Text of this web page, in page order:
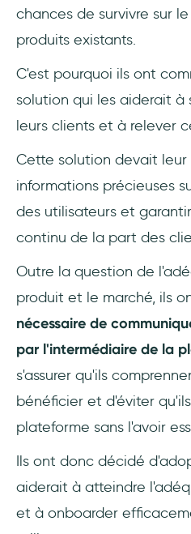
chances de survivre sur
produits existants.
C'est pourquoi ils ont
solution qui les aiderait
leurs clients et à relever
Cette solution devait leur
informations précieuses
des utilisateurs et
continu de la part des
Outre la question de
produit et le marché, ils
nécessaire de
par l'intermédiaire de la
s'assurer qu'ils
bénéficier et d'éviter
plateforme sans l'avoir
Ils ont donc décidé
aiderait à atteindre
et à onboarder